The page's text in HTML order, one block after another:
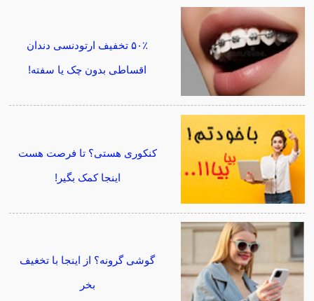
۵۰٪ تخفیف ارتودنسی دندان
اقساطی بدون چک یا سفته!
کنکوری هستی؟ تا فرصت هست
اینجا کمک بگیر!
گوشی گرونه؟ از اینجا با تخغیف
بخر